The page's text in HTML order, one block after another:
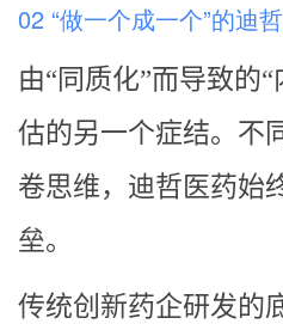
02 “做一个成一个”的迪
由“同质化”而导致的
估的另一个症结。不
卷思维，迪哲医药始
垒。
传统创新药企研发的